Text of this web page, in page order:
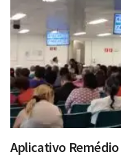
Aplicativo